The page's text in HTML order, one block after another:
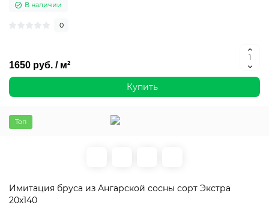
В наличии
0
1650 руб. / м²
Купить
Топ
Имитация бруса из Ангарской сосны сорт Экстра
20х140